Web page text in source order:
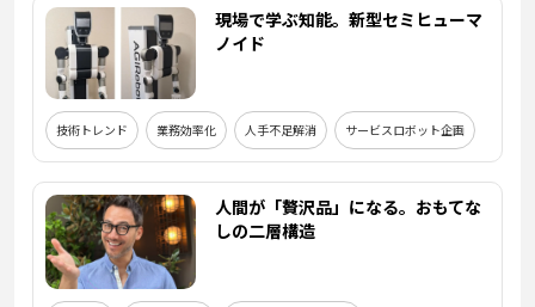
現場で学ぶ知能。新型セミヒューマ
ノイド
技術トレンド 業務効率化 人手不足解消 サービスロボット企画
人間が「贅沢品」になる。おもてな
しの二層構造